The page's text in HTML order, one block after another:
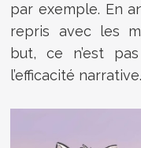
par exemple. En
repris avec les
but, ce n’est
l’efficacité narrative.